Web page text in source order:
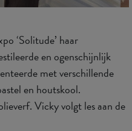
‘Solitude’ haar
en ogenschijnlijk
met verschillende
en houtskool.
Vicky volgt les aan de